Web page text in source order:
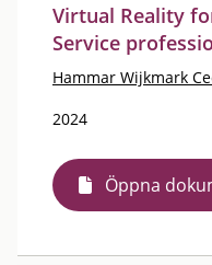
Virtual Reality
Service
Hammar Wijkmark
2024
Öppna